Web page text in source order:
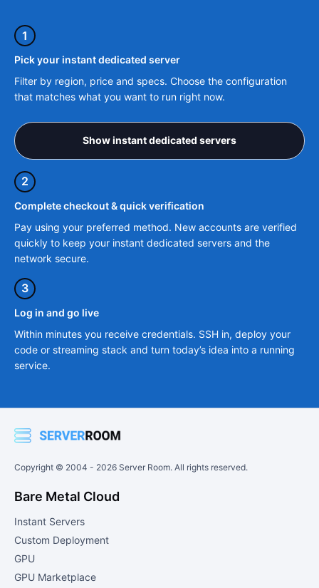
1
Pick your instant dedicated server
Filter by region, price and specs. Choose the configuration
that matches what you want to run right now.
Show instant dedicated servers
2
Complete checkout & quick verification
Pay using your preferred method. New accounts are verified
quickly to keep your instant dedicated servers and the
network secure.
3
Log in and go live
Within minutes you receive credentials. SSH in, deploy your
code or streaming stack and turn today’s idea into a running
service.
Copyright © 2004 - 2026 Server Room. All rights reserved.
Bare Metal Cloud
Instant Servers
Custom Deployment
GPU
GPU Marketplace